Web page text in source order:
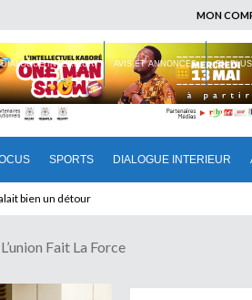
MON
SPORTS DIALOGUE INTERIEUR
DIALOGUE INTERIEUR AVIS ET ANNONCES EN PLUS
partir !
Fait La Force